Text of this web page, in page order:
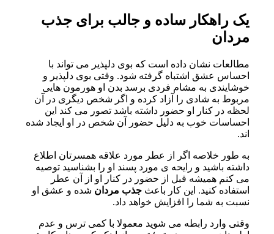
یک راهکار ساده و جالب برای جذب
مردان
مطالعات نشان داده است که بوی دلپذیر می تواند با
احساس عشق اشتباه گرفته شود. وقتی بوی دلپذیر و
خوشایندی به مشام فردی برسد بدن او هورمون هایی
مربوط به شادی را آزاد کرده و اگر شخص دیگری در آن
لحظه در کنار او حضور داشته باشد تصور می کند این
احساسات خوب به دلیل حضور آن شخص در او ایجاد شده
اند.
به طور خلاصه اگر از عطر مورد علاقه همسرتان اطلاع
داشته باشید و رایحه ی مورد پسند او را بشناسید توصیه
می کنم همیشه قبل از حضور در کنار او از آن عطر
استفاده کنید. این کار باعثجذب مردان شده و عشق او
نسبت به شما را افزایش خواهد داد.
وقتی وارد رابطه می شوید معمولا با کمی ترس و عدم